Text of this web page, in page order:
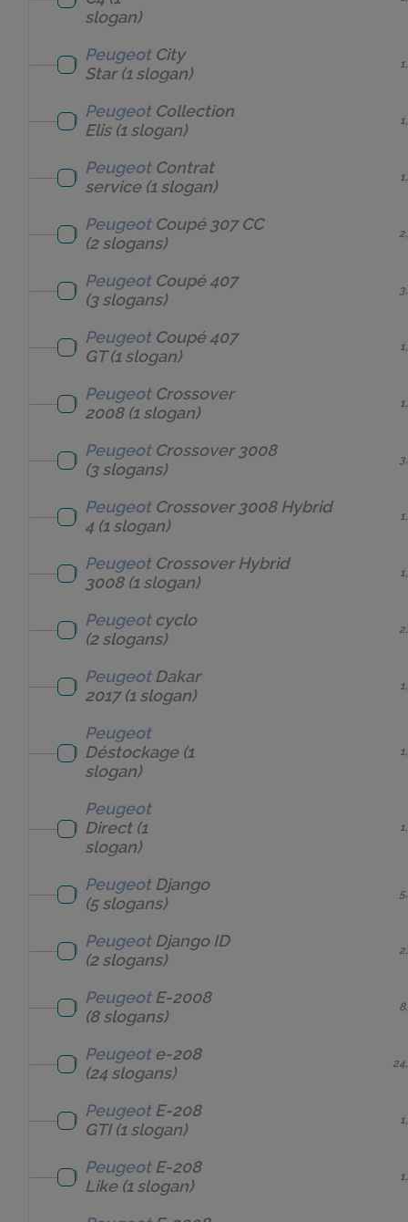
slogan)
Peugeot City
Star(1 slogan)
Peugeot Collection
Elis(1 slogan)
Peugeot Contrat
service(1 slogan)
Peugeot Coupé 307 CC
(2 slogans)
Peugeot Coupé 407
(3 slogans)
Peugeot Coupé 407
GT(1 slogan)
Peugeot Crossover
2008(1 slogan)
Peugeot Crossover 3008
(3 slogans)
Peugeot Crossover 3008 Hybrid
4 (1 slogan)
Peugeot Crossover Hybrid
3008(1 slogan)
Peugeot cyclo
(2 slogans)
Peugeot Dakar
2017(1 slogan)
Peugeot
Déstockage(1
slogan)
Peugeot
Direct(1
slogan)
Peugeot Django
(5 slogans)
Peugeot Django ID
(2 slogans)
Peugeot E-2008
(8 slogans)
Peugeot e-208
(24 slogans)
Peugeot E-208
GTI(1 slogan)
Peugeot E-208
Like(1 slogan)